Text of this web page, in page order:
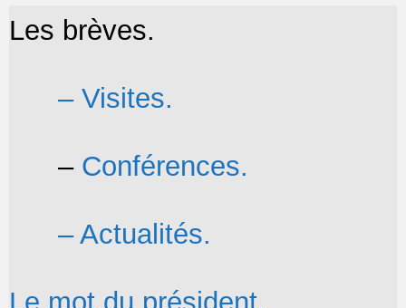
Les brèves.
– Visites.
– Conférences.
– Actualités.